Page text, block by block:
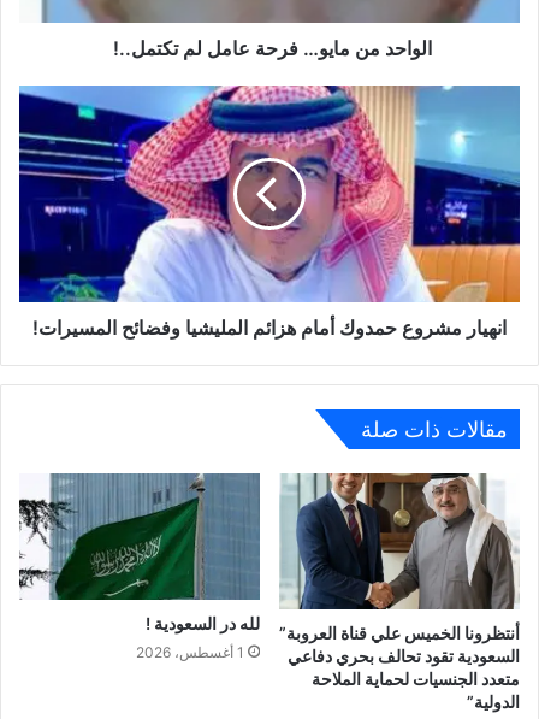
الواحد من مايو… فرحة عامل لم تكتمل..!
انهيار مشروع حمدوك أمام هزائم المليشيا وفضائح المسيرات!
مقالات ذات صلة
أنتظرونا الخميس علي قناة العروبة”
السعودية تقود تحالف بحري دفاعي
متعدد الجنسيات لحماية الملاحة
الدولية”
لله در السعودية !
1 أغسطس، 2026